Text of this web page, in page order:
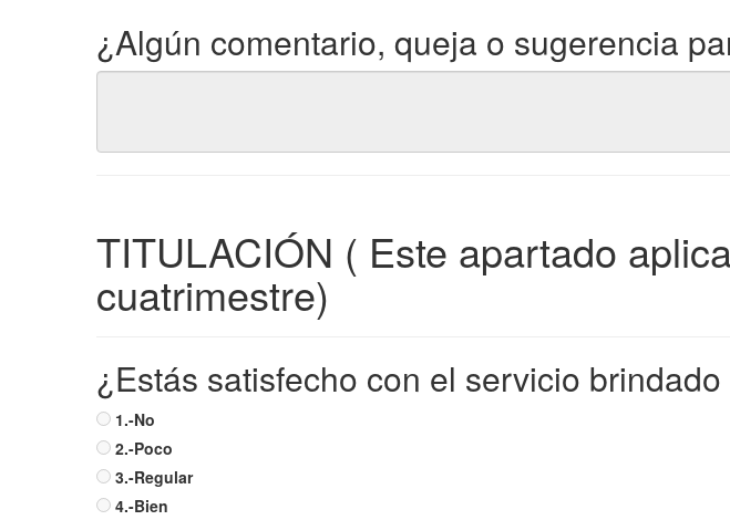
¿Algún comentario, queja o sugerencia
TITULACIÓN ( Este apartado
cuatrimestre)
¿Estás satisfecho con el servicio
1.-No
2.-Poco
3.-Regular
4.-Bien